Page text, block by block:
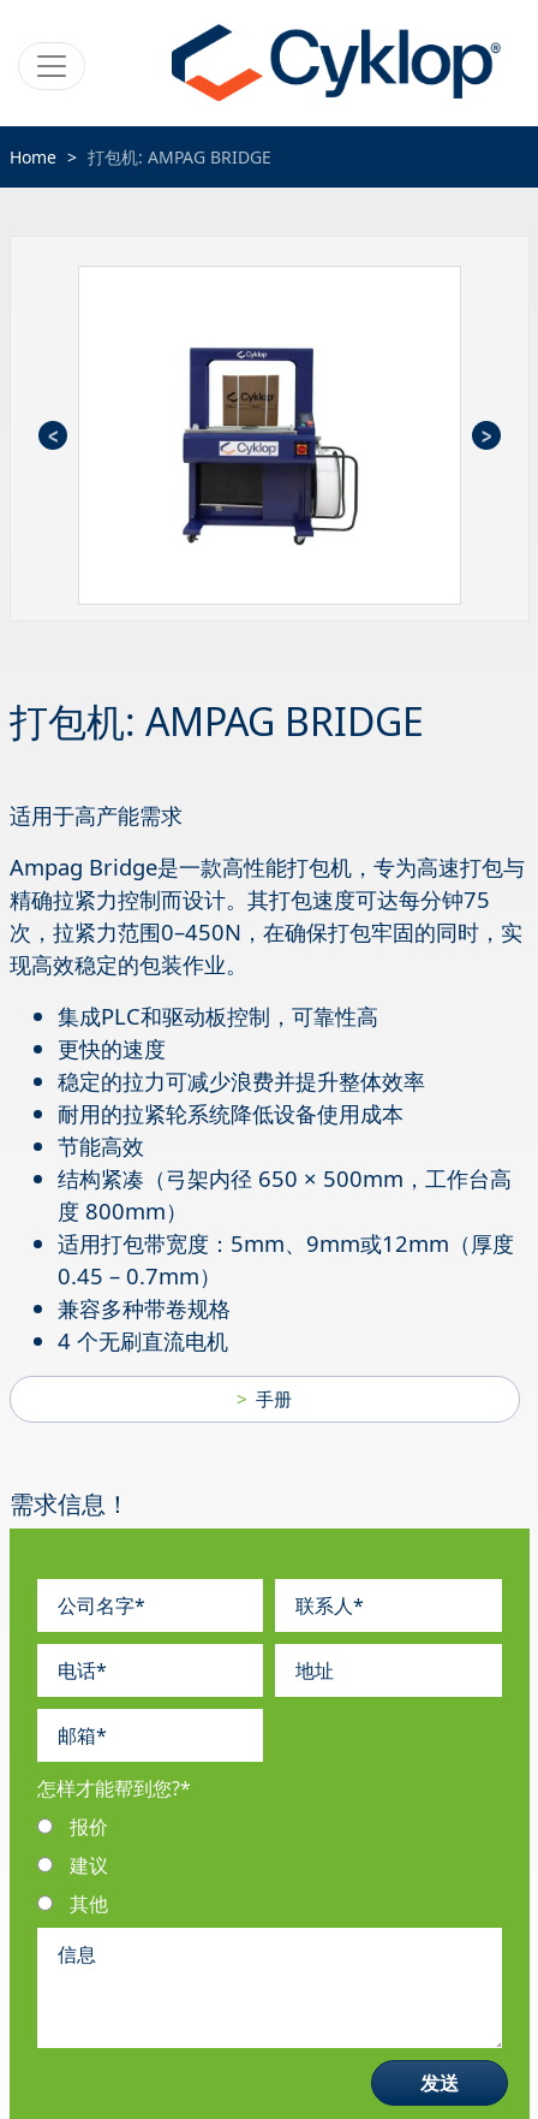
Home 打包机: AMPAG BRIDGE
打包机: AMPAG BRIDGE
适用于高产能需求
Ampag Bridge是一款高性能打包机，专为高速打包与
精确拉紧力控制而设计。其打包速度可达每分钟75
次，拉紧力范围0–450N，在确保打包牢固的同时，实
现高效稳定的包装作业。
集成PLC和驱动板控制，可靠性高
更快的速度
稳定的拉力可减少浪费并提升整体效率
耐用的拉紧轮系统降低设备使用成本
节能高效
结构紧凑（弓架内径 650 × 500mm，工作台高
度 800mm）
适用打包带宽度：5mm、9mm或12mm（厚度
0.45 – 0.7mm）
兼容多种带卷规格
4 个无刷直流电机
手册
需求信息！
怎样才能帮到您?*
报价
建议
其他